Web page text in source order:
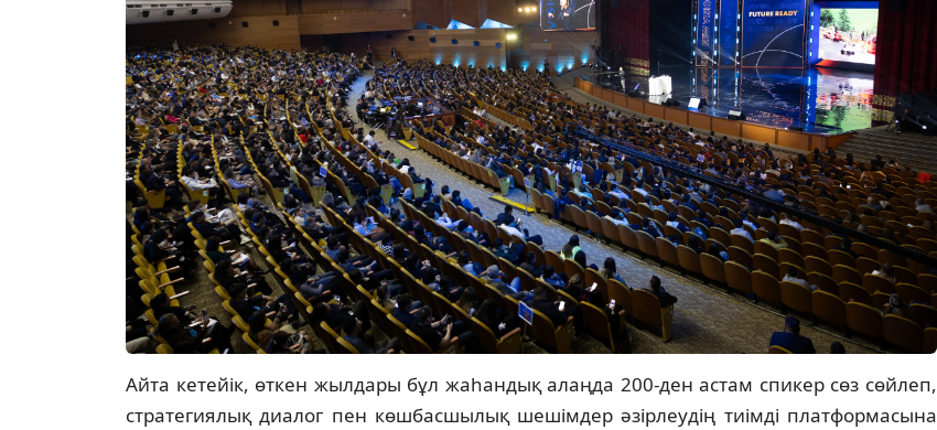
Айта кетейік, өткен жылдары бұл жаһандық алаңда 200-ден астам спикер сөз сөйлеп,
стратегиялық диалог пен көшбасшылық шешімдер әзірлеудің тиімді платформасына